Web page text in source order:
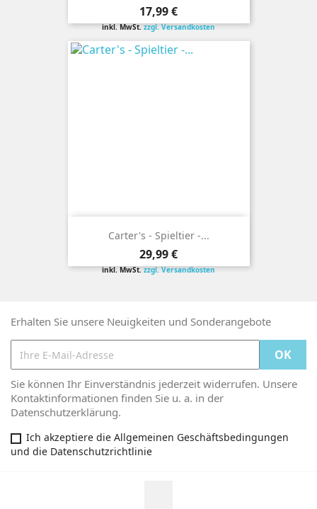
Preis
17,99 €
inkl. MwSt.zzgl. Versandkosten
Carter's - Spieltier -...
Preis
29,99 €
inkl. MwSt.zzgl. Versandkosten
Erhalten Sie unsere Neuigkeiten und Sonderangebote
Sie können Ihr Einverständnis jederzeit widerrufen. Unsere
Kontaktinformationen finden Sie u. a. in der
Datenschutzerklärung.
Ich akzeptiere die Allgemeinen Geschäftsbedingungen
und die Datenschutzrichtlinie